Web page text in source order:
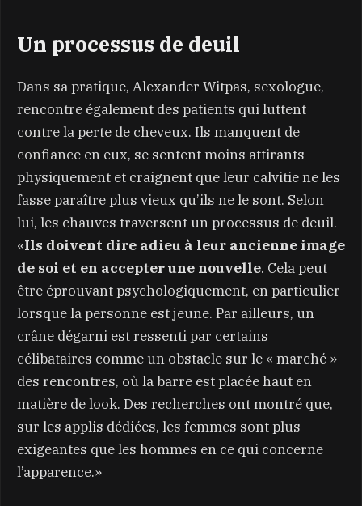
Un processus de deuil
Dans sa pratique, Alexander Witpas, sexologue,
rencontre également des patients qui luttent
contre la perte de cheveux. Ils manquent de
confiance en eux, se sentent moins attirants
physiquement et craignent que leur calvitie ne les
fasse paraître plus vieux qu’ils ne le sont. Selon
lui, les chauves traversent un processus de deuil.
«Ils doivent dire adieu à leur ancienne image
de soi et en accepter une nouvelle. Cela peut
être éprouvant psychologiquement, en particulier
lorsque la personne est jeune. Par ailleurs, un
crâne dégarni est ressenti par certains
célibataires comme un obstacle sur le « marché »
des rencontres, où la barre est placée haut en
matière de look. Des recherches ont montré que,
sur les applis dédiées, les femmes sont plus
exigeantes que les hommes en ce qui concerne
l’apparence.»